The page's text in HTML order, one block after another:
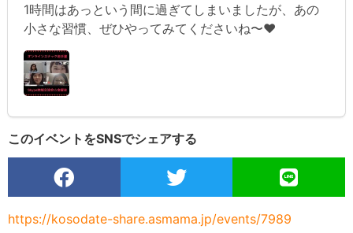
1時間はあっという間に過ぎてしまいましたが、あの
小さな習慣、ぜひやってみてくださいね〜❤️
このイベントをSNSでシェアする
https://kosodate-share.asmama.jp/events/7989